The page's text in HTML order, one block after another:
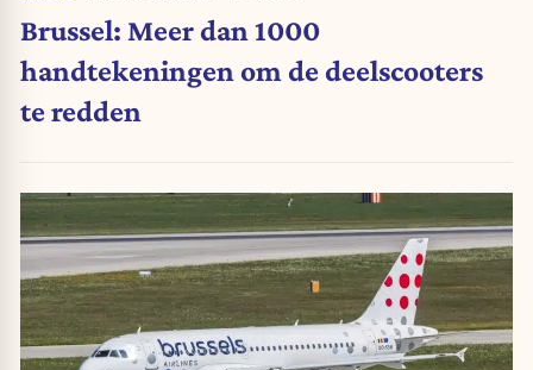
Brussel: Meer dan 1000
handtekeningen om de deelscooters
te redden